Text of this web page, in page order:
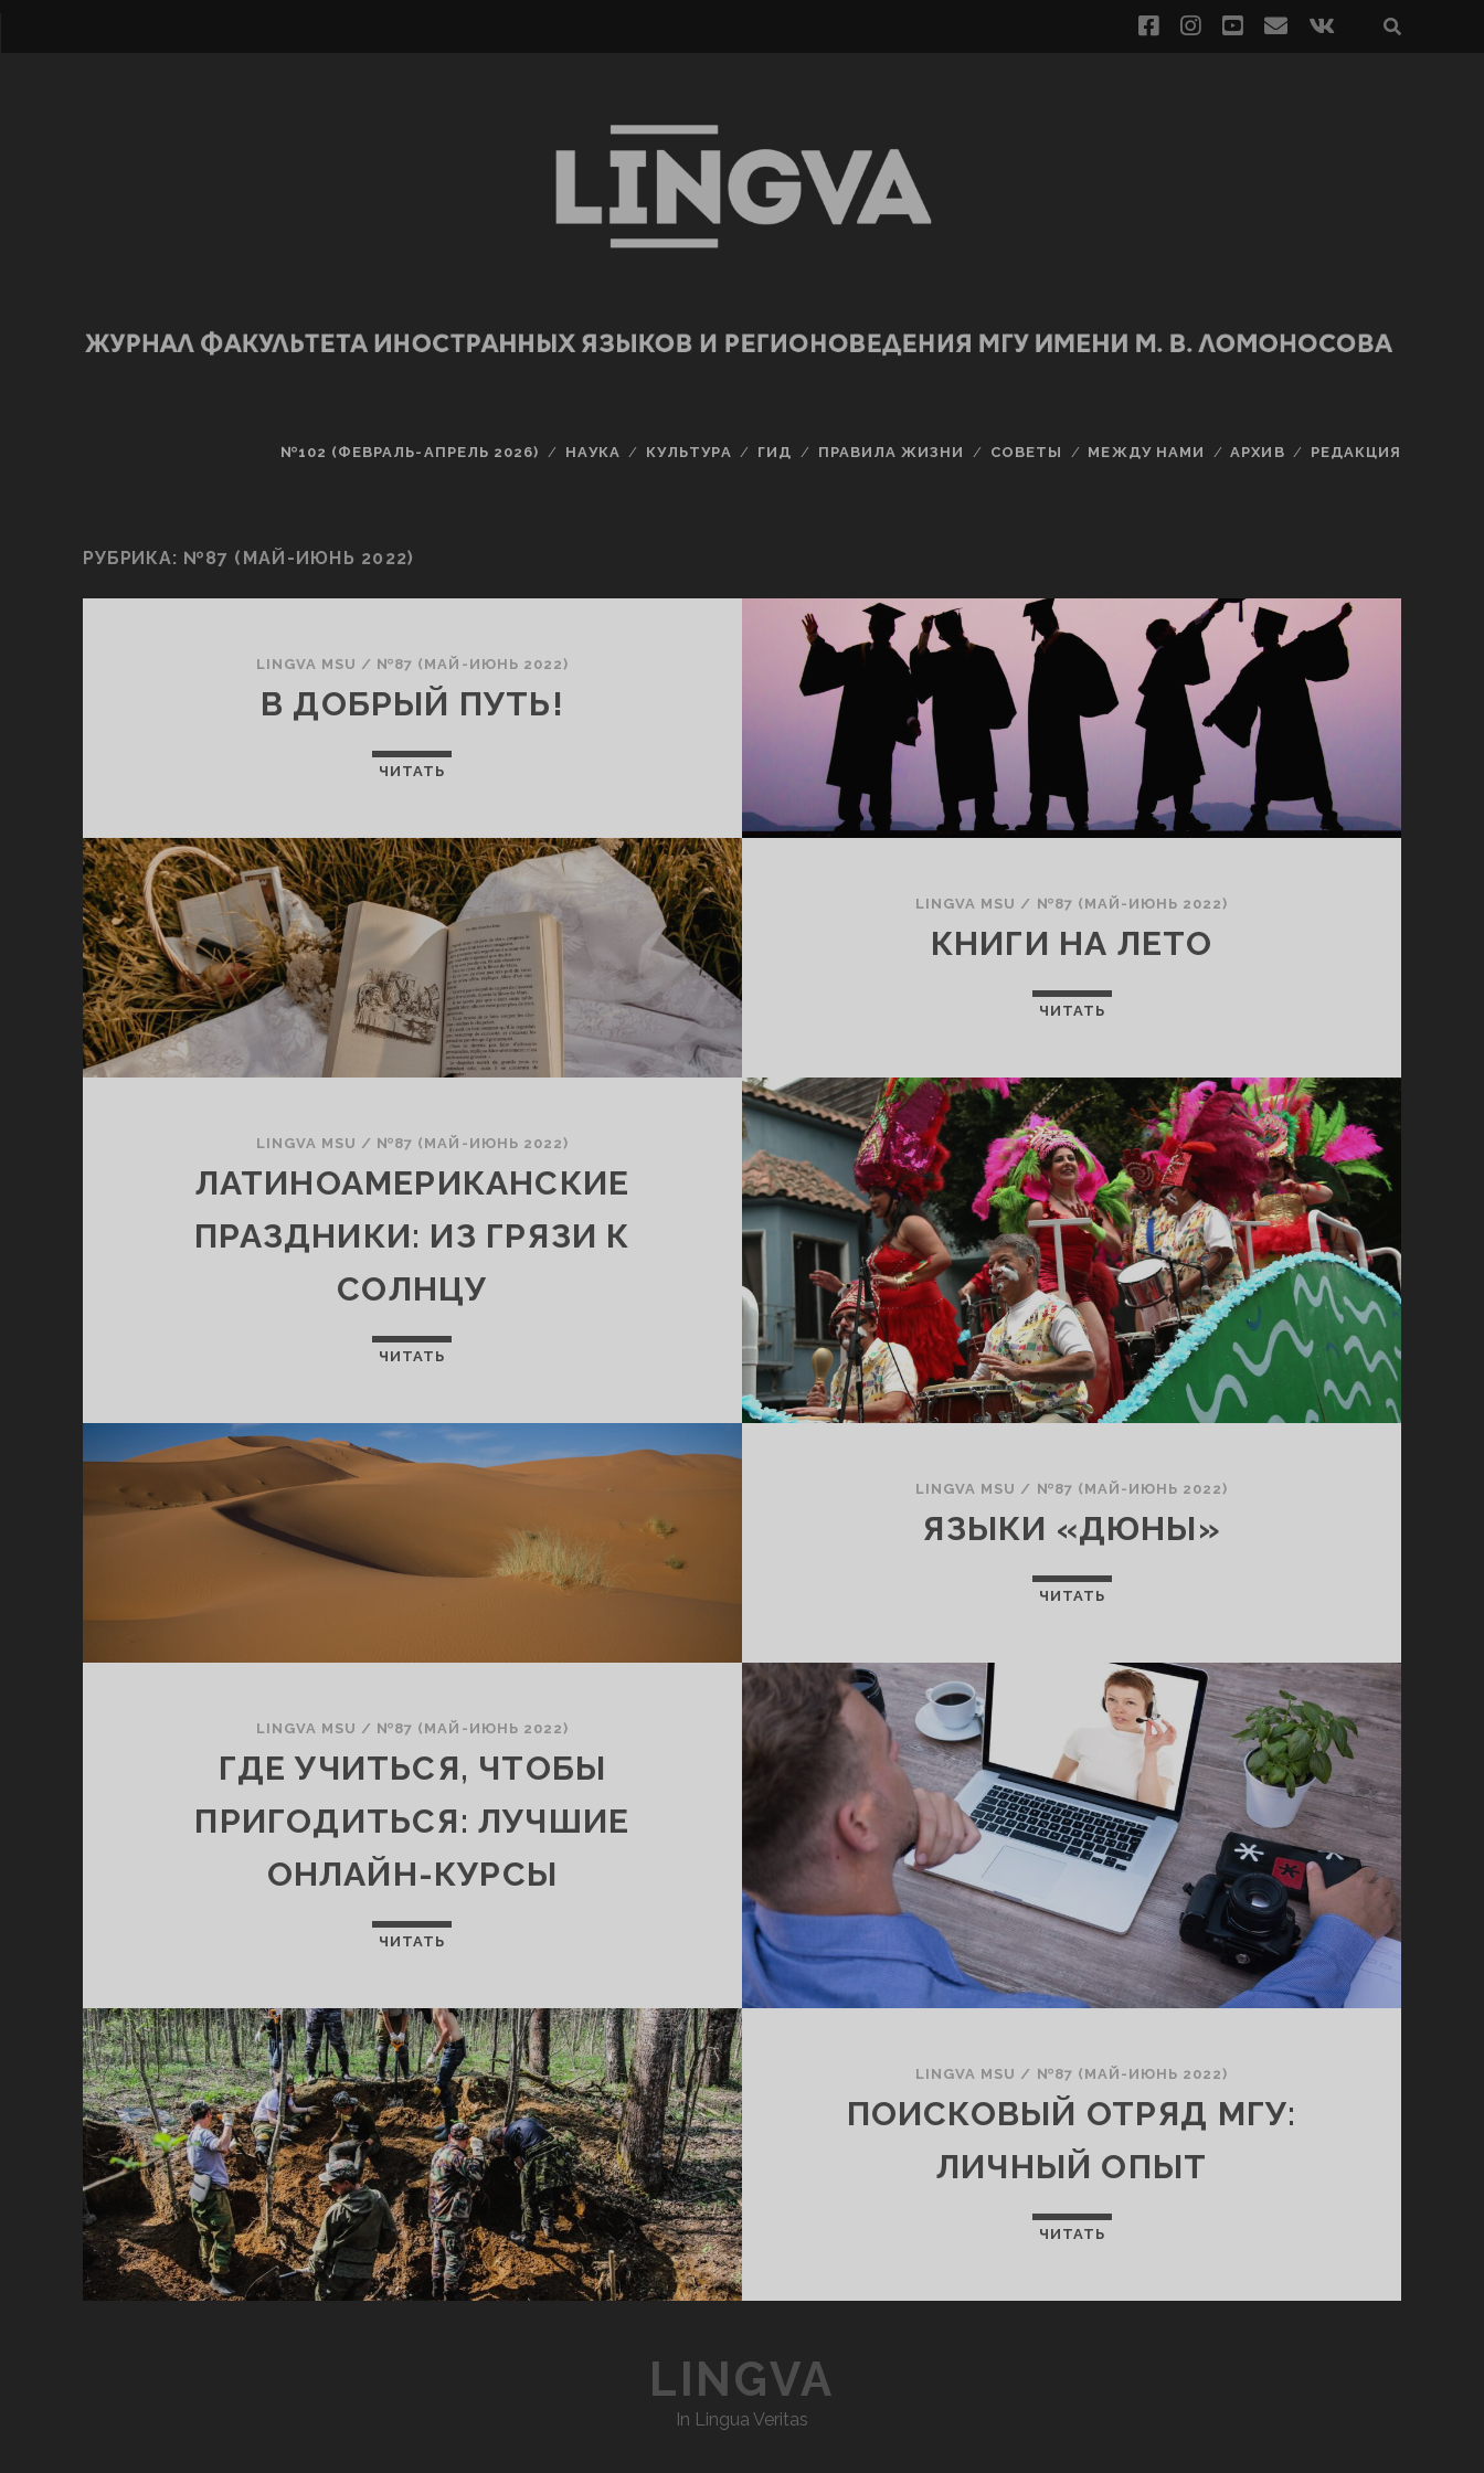
№102 (ФЕВРАЛЬ-АПРЕЛЬ 2026) НАУКА КУЛЬТУРА ГИД ПРАВИЛА ЖИЗНИ СОВЕТЫ МЕЖДУ НАМИ АРХИВ РЕДАКЦИЯ
РУБРИКА: №87 (МАЙ-ИЮНЬ 2022)
LINGVA MSU / №87 (МАЙ-ИЮНЬ 2022)
В ДОБРЫЙ ПУТЬ!
ЧИТАТЬ
LINGVA MSU / №87 (МАЙ-ИЮНЬ 2022)
КНИГИ НА ЛЕТО
ЧИТАТЬ
LINGVA MSU / №87 (МАЙ-ИЮНЬ 2022)
ЛАТИНОАМЕРИКАНСКИЕ
ПРАЗДНИКИ: ИЗ ГРЯЗИ К
СОЛНЦУ
ЧИТАТЬ
LINGVA MSU / №87 (МАЙ-ИЮНЬ 2022)
ЯЗЫКИ «ДЮНЫ»
ЧИТАТЬ
LINGVA MSU / №87 (МАЙ-ИЮНЬ 2022)
ГДЕ УЧИТЬСЯ, ЧТОБЫ
ПРИГОДИТЬСЯ: ЛУЧШИЕ
ОНЛАЙН-КУРСЫ
ЧИТАТЬ
LINGVA MSU / №87 (МАЙ-ИЮНЬ 2022)
ПОИСКОВЫЙ ОТРЯД МГУ:
ЛИЧНЫЙ ОПЫТ
ЧИТАТЬ
LINGVA
In Lingua Veritas